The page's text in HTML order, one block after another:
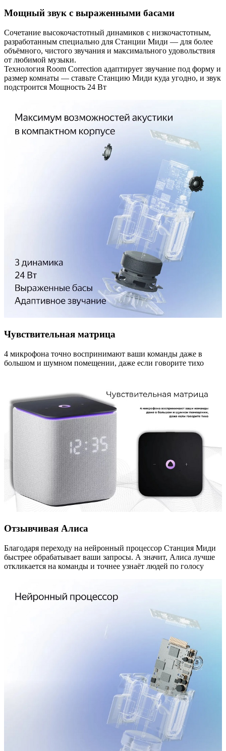
Мощный звук с выраженными басами
Сочетание высокочастотный динамиков с низкочастотным,
разработанным специально для Станции Миди — для более
объёмного, чистого звучания и максимального удовольствия
от любимой музыки.
Технология Room Correction адаптирует звучание под форму и
размер комнаты — ставьте Станцию Миди куда угодно, и звук
подстроится Мощность 24 Вт
Чувствительная матрица
4 микрофона точно воспринимают ваши команды даже в
большом и шумном помещении, даже если говорите тихо
Отзывчивая Алиса
Благодаря переходу на нейронный процессор Станция Миди
быстрее обрабатывает ваши запросы. А значит, Алиса лучше
откликается на команды и точнее узнаёт людей по голосу